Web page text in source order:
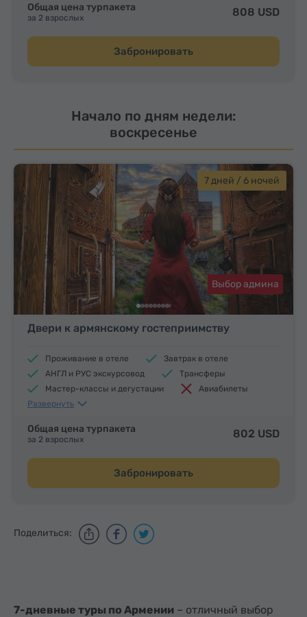
Общая цена турпакета
за 2 взрослых 808 USD
Забронировать
Начало по дням недели:
воскресенье
7 дней / 6 ночей
Двери к армянскому гостеприимству
Выбор админа
Проживание в отеле
Завтрак в отеле
АНГЛ и РУС экскурсовод
Трансферы
Мастер-классы и дегустации
Авиабилеты
Обеды и ужины
Развернуть
Общая цена турпакета
за 2 взрослых 802 USD
Забронировать
Поделиться:
7-дневные туры по Армении – отличный выбор